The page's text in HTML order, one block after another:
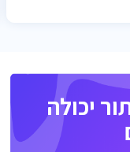
יכולה